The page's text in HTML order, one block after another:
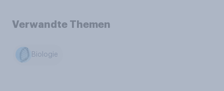
Verwandte Themen
Biologie